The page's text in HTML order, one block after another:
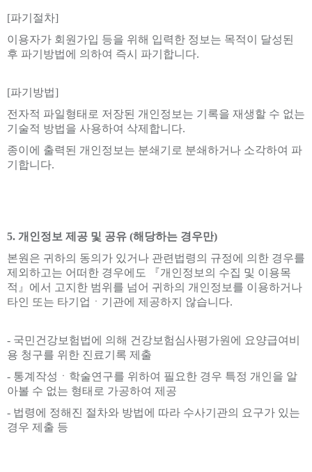
[파기절차]
이용자가 회원가입 등을 위해 입력한 정보는 목적이 달성된
후 파기방법에 의하여 즉시 파기합니다.
[파기방법]
전자적 파일형태로 저장된 개인정보는 기록을 재생할 수 없는
기술적 방법을 사용하여 삭제합니다.
종이에 출력된 개인정보는 분쇄기로 분쇄하거나 소각하여 파
기합니다.
5. 개인정보 제공 및 공유 (해당하는 경우만)
본원은 귀하의 동의가 있거나 관련법령의 규정에 의한 경우를
제외하고는 어떠한 경우에도 『개인정보의 수집 및 이용목
적』에서 고지한 범위를 넘어 귀하의 개인정보를 이용하거나
타인 또는 타기업ㆍ기관에 제공하지 않습니다.
- 국민건강보험법에 의해 건강보험심사평가원에 요양급여비
용 청구를 위한 진료기록 제출
- 통계작성ㆍ학술연구를 위하여 필요한 경우 특정 개인을 알
아볼 수 없는 형태로 가공하여 제공
- 법령에 정해진 절차와 방법에 따라 수사기관의 요구가 있는
경우 제출 등